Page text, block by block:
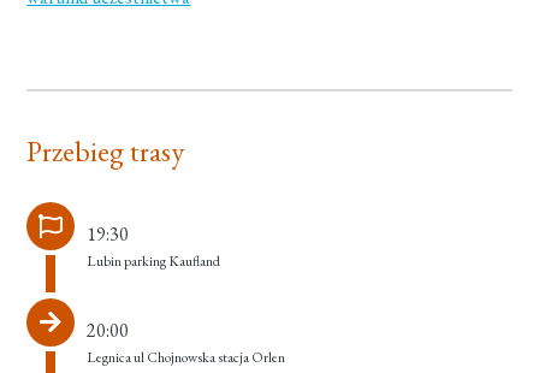
Przebieg trasy
19:30
Lubin parking Kaufland
20:00
Legnica ul Chojnowska stacja Orlen